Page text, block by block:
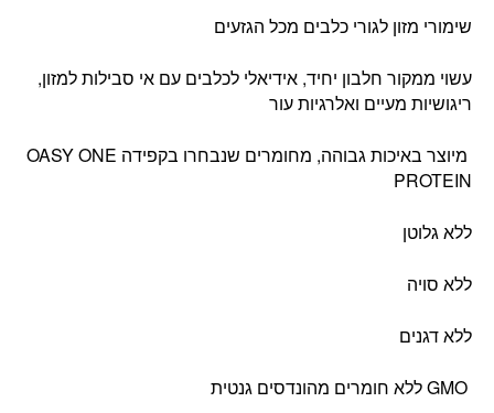
שימורי מזון לגורי כלבים מכל הגזעים
עשוי ממקור חלבון יחיד, אידיאלי לכלבים עם אי סבילות למזון,
ריגושיות מעיים ואלרגיות עור
מיוצר באיכות גבוהה, מחומרים שנבחרו בקפידה OASY ONE
PROTEIN
ללא גלוטן
ללא סויה
ללא דגנים